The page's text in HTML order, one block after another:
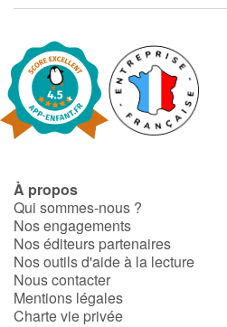
À propos
Qui sommes-nous ?
Nos engagements
Nos éditeurs partenaires
Nos outils d'aide à la lecture
Nous contacter
Mentions légales
Charte vie privée